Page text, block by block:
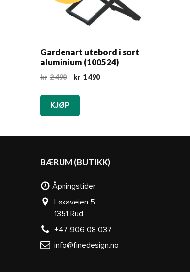
Gardenart utebord i sort
aluminium (100524)
kr 2 490
Opprinnelig
var:
490.
kr 1 490Nåværende
KJØP
BÆRUM (BUTIKK)
Åpningstider
Løxaveien 5
1351 Rud
+47 906 08 037
info@finedesign.no